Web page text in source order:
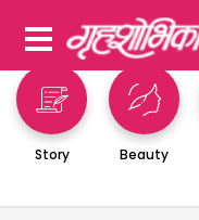
Story Beauty